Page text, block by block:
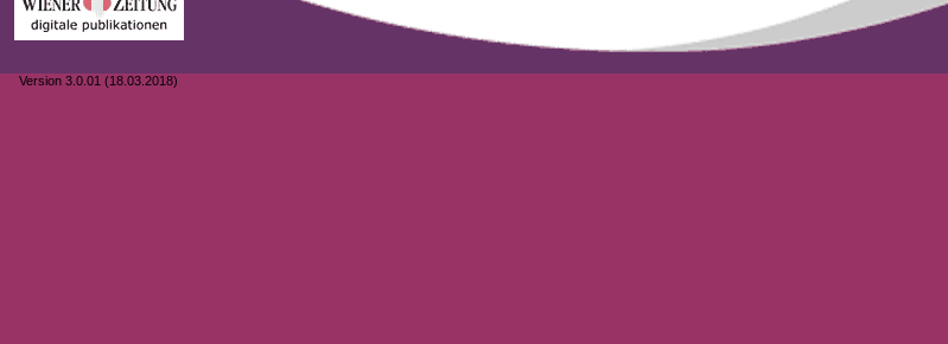
Version 3.0.01 (18.03.2018)